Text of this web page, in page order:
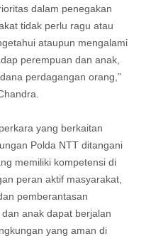
dalam penegakan
tidak perlu ragu atau
ataupun mengalami
perempuan dan anak,
perdagangan orang,”
yang berkaitan
Polda NTT ditangani
memiliki kompetensi di
peran aktif masyarakat,
pemberantasan
anak dapat berjalan
yang aman di